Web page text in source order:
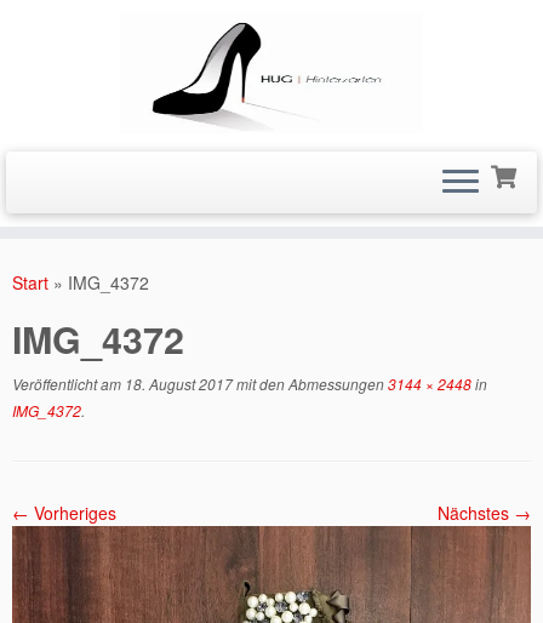
Inhalt
Start » IMG_4372
IMG_4372
Veröffentlicht am 18. August 2017mit den Abmessungen3144 × 2448in
IMG_4372.
← Vorheriges Nächstes →